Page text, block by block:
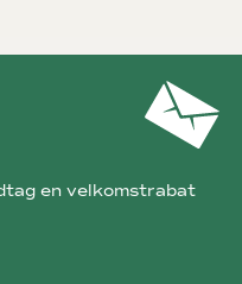
en velkomstrabat